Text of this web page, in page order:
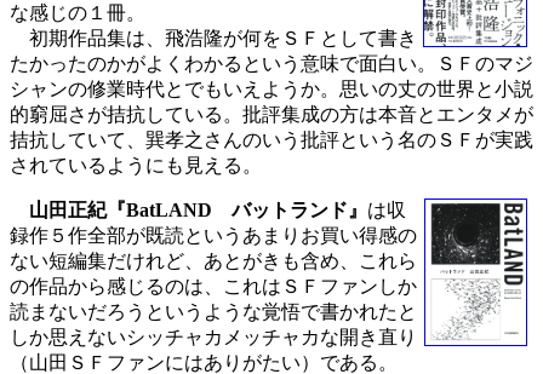
な感じの１冊。
初期作品集は、飛浩隆が何をＳＦとして書き
たかったのかがよくわかるという意味で面白い。ＳＦのマジ
シャンの修業時代とでもいえようか。思いの丈の世界と小説
的窮屈さが拮抗している。批評集成の方は本音とエンタメが
拮抗していて、巽孝之さんのいう批評という名のＳＦが実践
されているようにも見える。
山田正紀『BatLAND バットランド』 は収
録作５作全部が既読というあまりお買い得感の
ない短編集だけれど、あとがきも含め、これら
の作品から感じるのは、これはＳＦファンしか
読まないだろうというような覚悟で書かれたと
しか思えないシッチャカメッチャカな開き直り
（山田ＳＦファンにはありがたい）である。